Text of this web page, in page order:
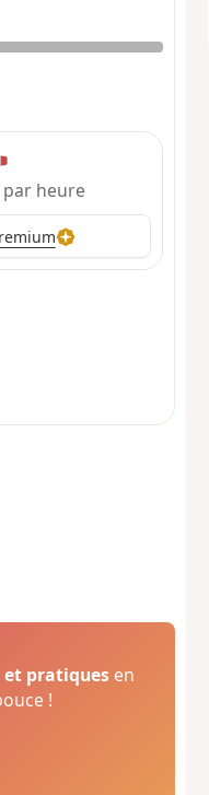
heure
pratiques en
!